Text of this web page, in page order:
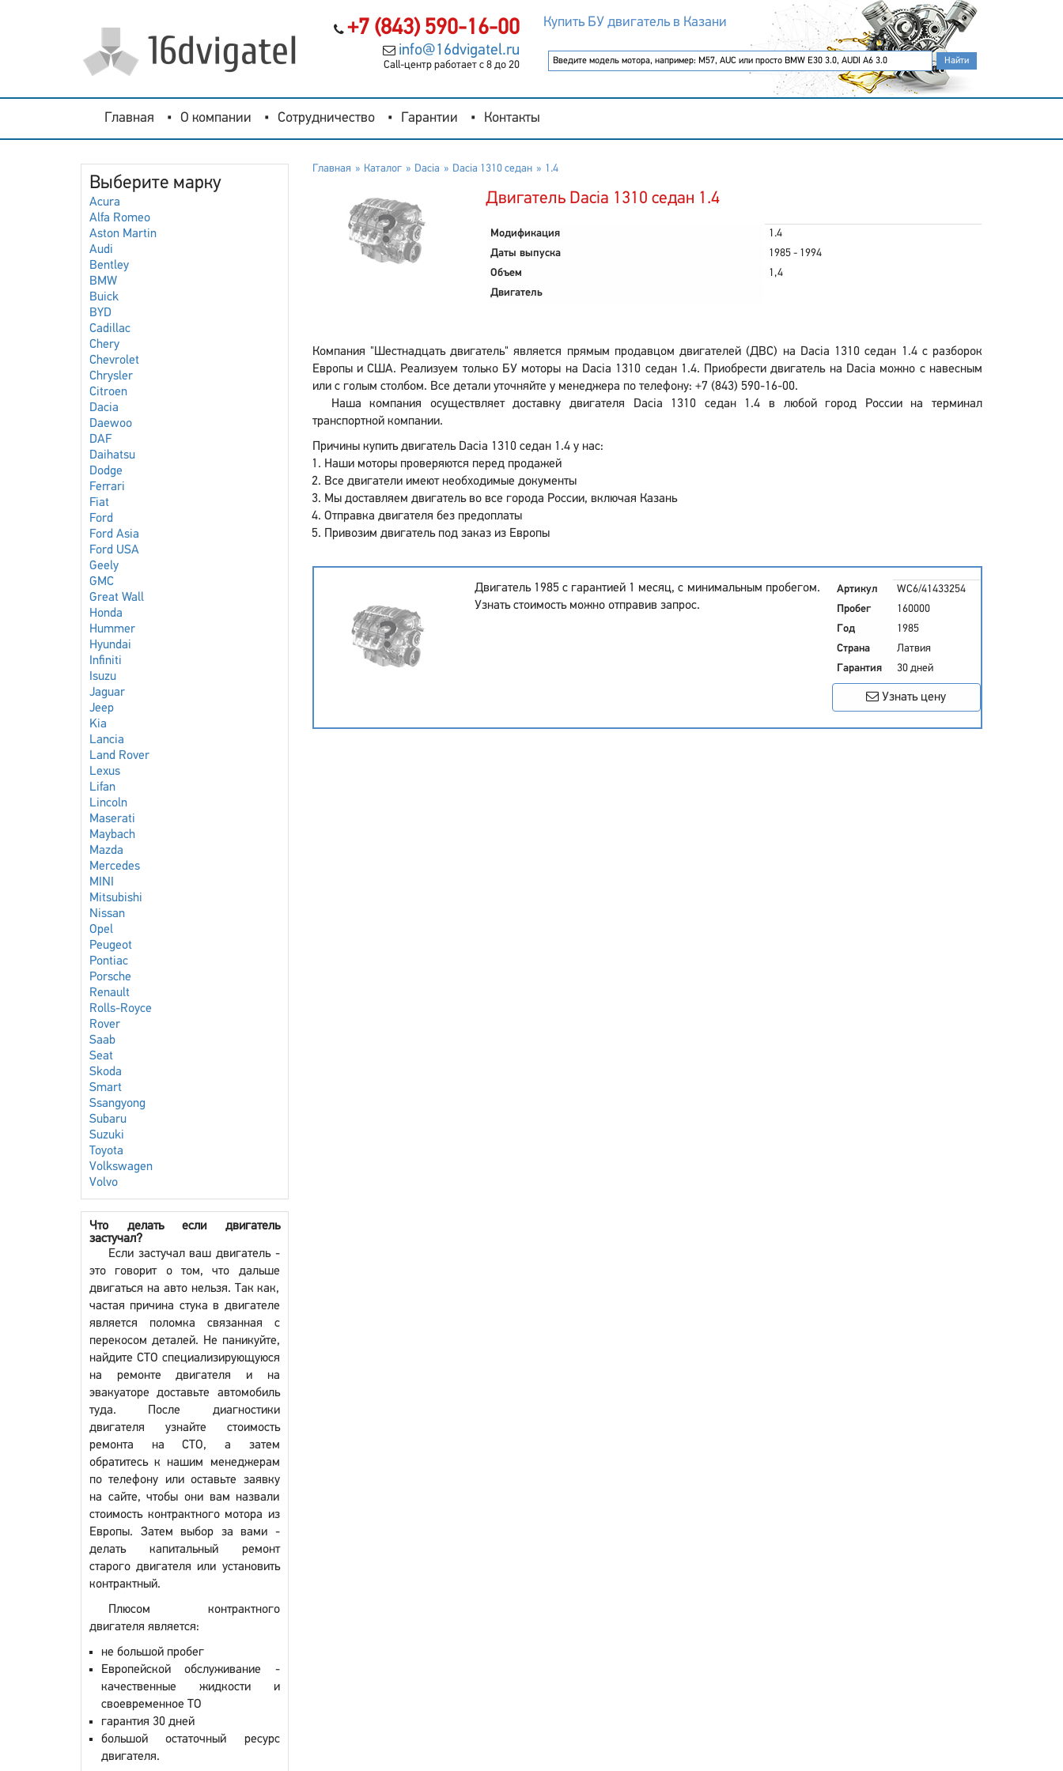
+7 (843) 590-16-00
info@16dvigatel.ru
Call-центр работает с 8 до 20
Купить БУ двигатель в Казани
Главная О компании Сотрудничество Гарантии Контакты
Выберите марку
Acura
Alfa Romeo
Aston Martin
Audi
Bentley
BMW
Buick
BYD
Cadillac
Chery
Chevrolet
Chrysler
Citroen
Dacia
Daewoo
DAF
Daihatsu
Dodge
Ferrari
Fiat
Ford
Ford Asia
Ford USA
Geely
GMC
Great Wall
Honda
Hummer
Hyundai
Infiniti
Isuzu
Jaguar
Jeep
Kia
Lancia
Land Rover
Lexus
Lifan
Lincoln
Maserati
Maybach
Mazda
Mercedes
MINI
Mitsubishi
Nissan
Opel
Peugeot
Pontiac
Porsche
Renault
Rolls-Royce
Rover
Saab
Seat
Skoda
Smart
Ssangyong
Subaru
Suzuki
Toyota
Volkswagen
Volvo
Что делать если двигатель
застучал?
Если застучал ваш двигатель -
это говорит о том, что дальше
двигаться на авто нельзя. Так как,
частая причина стука в двигателе
является поломка связанная с
перекосом деталей. Не паникуйте,
найдите СТО специализирующуюся
на ремонте двигателя и на
эвакуаторе доставьте автомобиль
туда. После диагностики
двигателя узнайте стоимость
ремонта на СТО, а затем
обратитесь к нашим менеджерам
по телефону или оставьте заявку
на сайте, чтобы они вам назвали
стоимость контрактного мотора из
Европы. Затем выбор за вами -
делать капитальный ремонт
старого двигателя или установить
контрактный.
Плюсом контрактного
двигателя является:
не большой пробег
Европейской обслуживание -
качественные жидкости и
своевременное ТО
гарантия 30 дней
большой остаточный ресурс
двигателя.
Главная Каталог Dacia Dacia 1310 седан 1.4
Двигатель Dacia 1310 седан 1.4
Модификация
1.4
Даты выпуска
1985 - 1994
Объем
1,4
Двигатель
Компания "Шестнадцать двигатель" является прямым продавцом двигателей (ДВС) на Dacia 1310 седан 1.4 с разборок
Европы и США. Реализуем только БУ моторы на Dacia 1310 седан 1.4. Приобрести двигатель на Dacia можно с навесным
или с голым столбом. Все детали уточняйте у менеджера по телефону: +7 (843) 590-16-00.
Наша компания осуществляет доставку двигателя Dacia 1310 седан 1.4 в любой город России на терминал
транспортной компании.
Причины купить двигатель Dacia 1310 седан 1.4 у нас:
Наши моторы проверяются перед продажей
Все двигатели имеют необходимые документы
Мы доставляем двигатель во все города России, включая Казань
Отправка двигателя без предоплаты
Привозим двигатель под заказ из Европы
Двигатель 1985 с гарантией 1 месяц, с минимальным пробегом.
Узнать стоимость можно отправив запрос.
Артикул
WC6/41433254
Пробег
160000
Год
1985
Страна
Латвия
Гарантия
30 дней
Узнать цену